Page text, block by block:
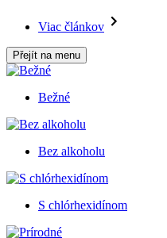
Viac článkov
Přejít na menu
Bežné
Bez alkoholu
S chlórhexidínom